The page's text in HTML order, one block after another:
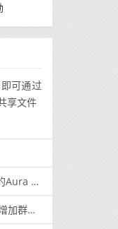
可通过
享文件
色发售
话限制